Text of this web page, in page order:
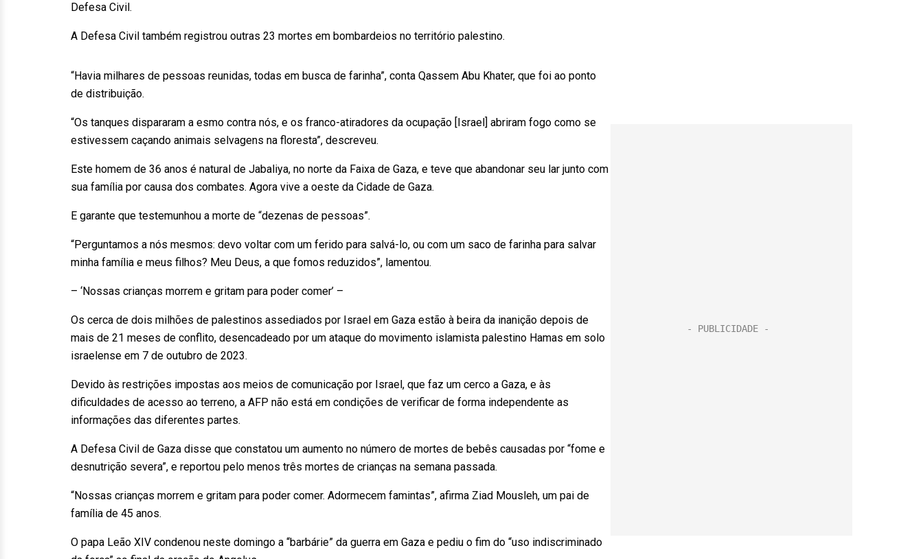
Defesa Civil.
A Defesa Civil também registrou outras 23 mortes em bombardeios no território palestino.
“Havia milhares de pessoas reunidas, todas em busca de farinha”, conta Qassem Abu Khater, que foi ao ponto
de distribuição.
“Os tanques dispararam a esmo contra nós, e os franco-atiradores da ocupação [Israel] abriram fogo como se
estivessem caçando animais selvagens na floresta”, descreveu.
Este homem de 36 anos é natural de Jabaliya, no norte da Faixa de Gaza, e teve que abandonar seu lar junto com
sua família por causa dos combates. Agora vive a oeste da Cidade de Gaza.
E garante que testemunhou a morte de “dezenas de pessoas”.
“Perguntamos a nós mesmos: devo voltar com um ferido para salvá-lo, ou com um saco de farinha para salvar
minha família e meus filhos? Meu Deus, a que fomos reduzidos”, lamentou.
– ‘Nossas crianças morrem e gritam para poder comer’ –
Os cerca de dois milhões de palestinos assediados por Israel em Gaza estão à beira da inanição depois de
mais de 21 meses de conflito, desencadeado por um ataque do movimento islamista palestino Hamas em solo
israelense em 7 de outubro de 2023.
Devido às restrições impostas aos meios de comunicação por Israel, que faz um cerco a Gaza, e às
dificuldades de acesso ao terreno, a AFP não está em condições de verificar de forma independente as
informações das diferentes partes.
A Defesa Civil de Gaza disse que constatou um aumento no número de mortes de bebês causadas por “fome e
desnutrição severa”, e reportou pelo menos três mortes de crianças na semana passada.
“Nossas crianças morrem e gritam para poder comer. Adormecem famintas”, afirma Ziad Mousleh, um pai de
família de 45 anos.
O papa Leão XIV condenou neste domingo a “barbárie” da guerra em Gaza e pediu o fim do “uso indiscriminado